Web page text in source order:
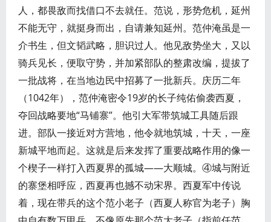
人，都畏敌而找借口不去就任。范说，形势危机，延州
不能无守，就挺身而出，自请兼知延州。范仲淹虽是一
介书生，但文韬武略，胆识过人。他见敌势坐大，又以
骑兵见长，便取守势，并加紧部队的整肃改编，提拔了
一批战将，在当地边民中招募了一批新兵。庆历二年
（1042年），范仲淹密令19岁的长子纯佑偷袭西夏，
夺回战略要地“马铺寨”。他引大军带筑城工具随后跟
进。部队一接近对方营地，他令就地筑城，十天，一座
新城平地而起。这就是后来发挥了重要战略作用的像一
个楔子一样打入西夏界的孤城——大顺城。④城与附近
的寨堡相呼应，西夏再也撼不动宋界。西夏军中传说
着，现在带兵的这个范小老子（西夏人称官为老子）胸